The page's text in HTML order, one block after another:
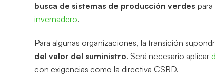
busca de sistemas de producción verdes
invernadero.
Para algunas organizaciones, la transición
del valor del suministro. Será necesario aplicar
con exigencias como la directiva CSRD.